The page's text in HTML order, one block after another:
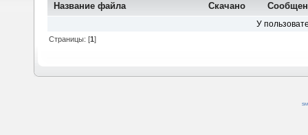
Название файла Скачано
У
Страницы: [1]